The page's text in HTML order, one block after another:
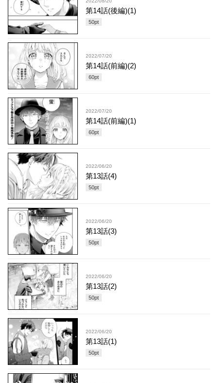
第14話(後編)(1)
50pt
2022/07/20
第14話(前編)(2)
60pt
2022/07/20
第14話(前編)(1)
60pt
2022/06/20
第13話(4)
50pt
2022/06/20
第13話(3)
50pt
2022/06/20
第13話(2)
50pt
2022/06/20
第13話(1)
50pt